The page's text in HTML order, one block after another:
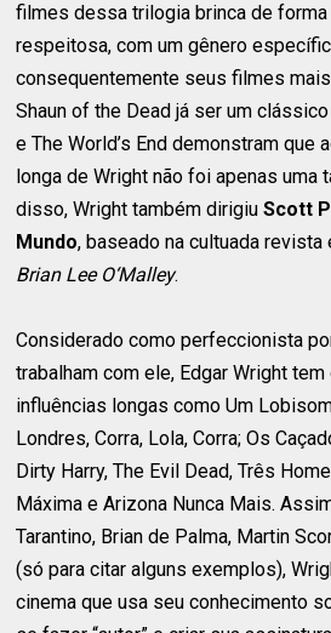
filmes dessa trilogia brinca de
respeitosa, com um gênero
consequentemente seus filmes
Shaun of the Dead já ser um
e The World’s End demonstram que
longa de Wright não foi apenas uma
disso, Wright também dirigiuScott
Mundo, baseado na cultuada revista
Brian Lee O‘Malley.
Considerado como perfeccionista
trabalham com ele, Edgar Wright
influências longas como Um
Londres, Corra, Lola, Corra; Os
Dirty Harry, The Evil Dead, Três
Máxima e Arizona Nunca Mais.
Tarantino, Brian de Palma, Martin
(só para citar alguns exemplos),
cinema que usa seu conhecimento